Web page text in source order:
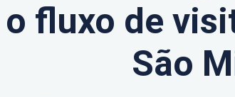
fluxo de
São